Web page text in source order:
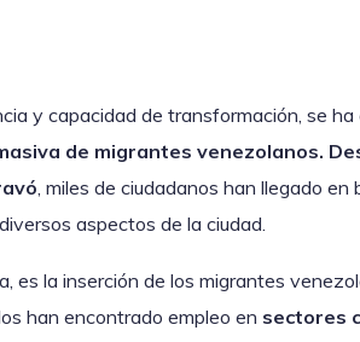
y capacidad de transformación, se
de migrantes venezolanos.
, miles de ciudadanos han llegado en
aspectos de la ciudad.
es la inserción de los migrantes
han encontrado empleo en sectores